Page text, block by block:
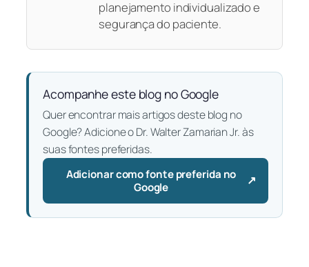
planejamento individualizado e
segurança do paciente.
Acompanhe este blog no Google
Quer encontrar mais artigos deste blog no
Google? Adicione o Dr. Walter Zamarian Jr. às
suas fontes preferidas.
Adicionar como fonte preferida no
Google
↗
— Abre em uma nova aba